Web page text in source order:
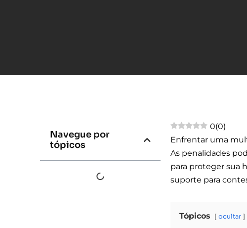
Navegue por
tópicos
0(0)
Enfrentar uma
As penalidades
para proteger sua
suporte para
Tópicos ocultar